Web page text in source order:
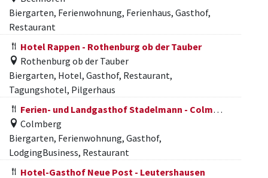
Biergarten, Ferienwohnung, Ferienhaus, Gasthof,
Restaurant
Hotel Rappen - Rothenburg ob der Tauber
Rothenburg ob der Tauber
Biergarten, Hotel, Gasthof, Restaurant,
Tagungshotel, Pilgerhaus
Ferien- und Landgasthof Stadelmann - Colmberg
Colmberg
Biergarten, Ferienwohnung, Gasthof,
LodgingBusiness, Restaurant
Hotel-Gasthof Neue Post - Leutershausen